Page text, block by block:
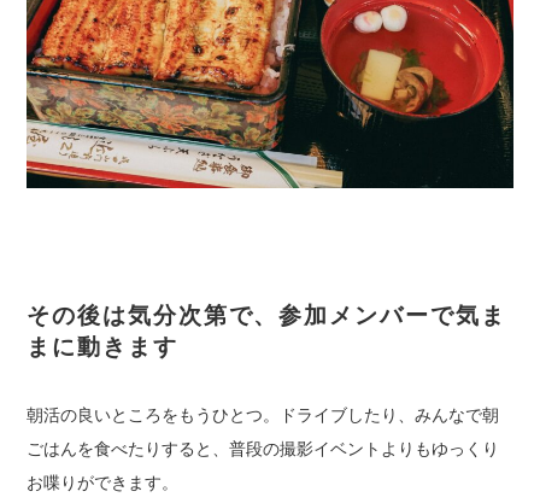
その後は気分次第で、参加メンバーで気ま
まに動きます
朝活の良いところをもうひとつ。ドライブしたり、みんなで朝
ごはんを食べたりすると、普段の撮影イベントよりもゆっくり
お喋りができます。